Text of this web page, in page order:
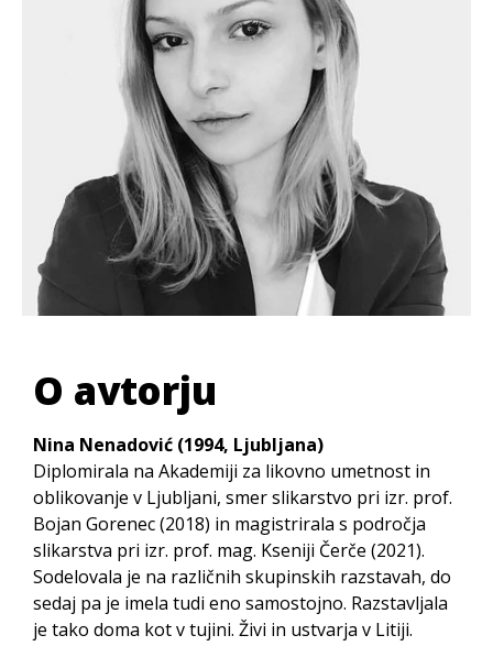
O avtorju
Nina Nenadović (1994, Ljubljana)
Diplomirala na Akademiji za likovno umetnost in
oblikovanje v Ljubljani, smer slikarstvo pri izr. prof.
Bojan Gorenec (2018) in magistrirala s področja
slikarstva pri izr. prof. mag. Kseniji Čerče (2021).
Sodelovala je na različnih skupinskih razstavah, do
sedaj pa je imela tudi eno samostojno. Razstavljala
je tako doma kot v tujini. Živi in ustvarja v Litiji.